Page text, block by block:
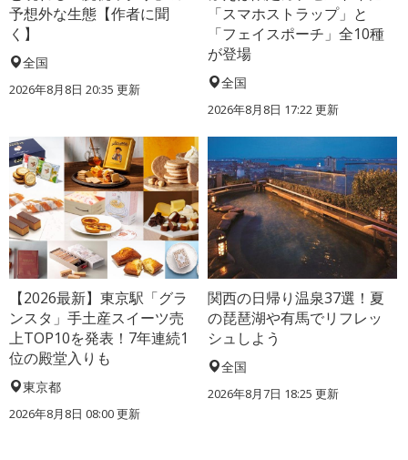
予想外な生態【作者に聞
く】
全国
2026年8月8日 20:35 更新
「スマホストラップ」と
「フェイスポーチ」全10種
が登場
全国
2026年8月8日 17:22更新
【2026最新】東京駅「グラ
ンスタ」手土産スイーツ売
上TOP10を発表！7年連続1
位の殿堂入りも
東京都
2026年8月8日 08:00更新
関西の日帰り温泉37選！夏
の琵琶湖や有馬でリフレッ
シュしよう
全国
2026年8月7日 18:25 更新